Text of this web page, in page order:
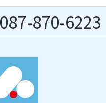
087-870-6223